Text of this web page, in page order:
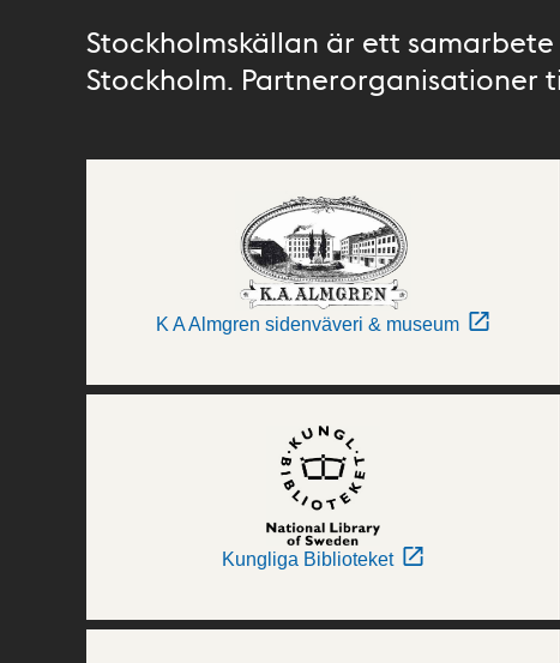
Stockholmskällan är ett
Stockholm. Partnerorganisationer
K A Almgren sidenväveri & museum
Kungliga Biblioteket